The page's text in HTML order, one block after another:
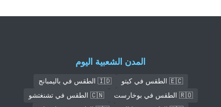
المدن الشعبية اليوم
🇪🇨 الطقس في كيتو
🇮🇩 الطقس في باليمبانج
🇷🇴 الطقس في بوخارست
🇨🇳 الطقس في تشنغتشو